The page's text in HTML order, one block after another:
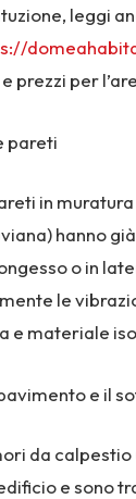
leggi
prezzi per
pareti
in
hanno
o in
le
e materiale
e il
da
e sono